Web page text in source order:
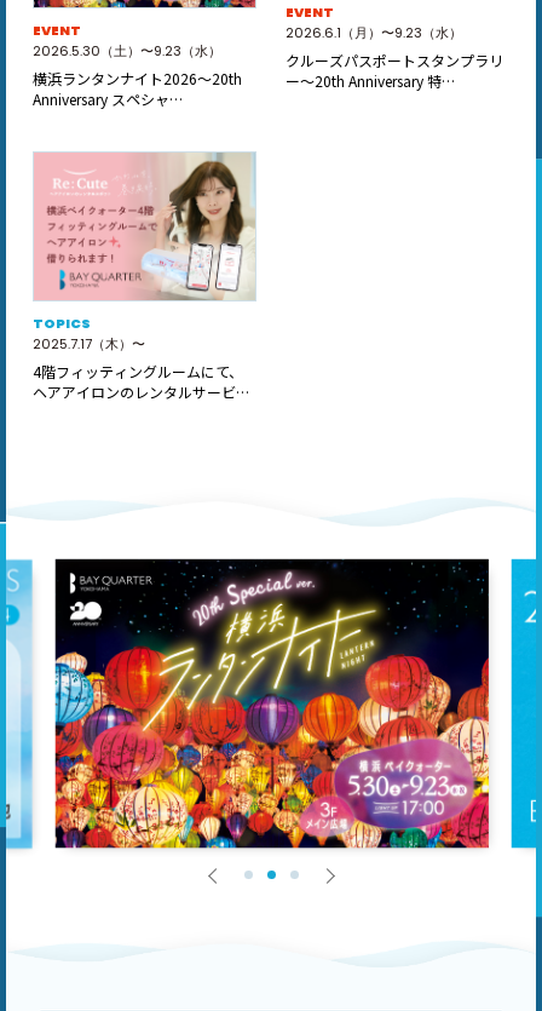
EVENT
2026.5.30（土）〜9.23（水）
横浜ランタンナイト2026～20th
Anniversary スペシャ…
EVENT
2026.6.1（月）〜9.23（水）
クルーズパスポートスタンプラリ
ー～20th Anniversary 特…
TOPICS
2025.7.17（木）〜
4階フィッティングルームにて、
ヘアアイロンのレンタルサービス